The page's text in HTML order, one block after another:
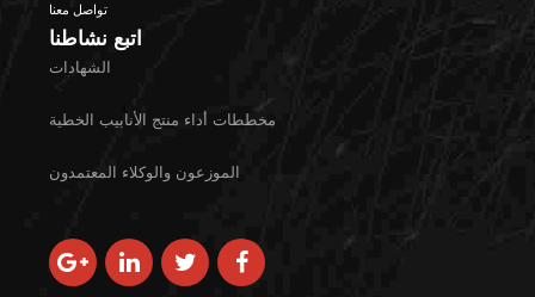
تواصل معنا
اتبع نشاطنا
الشهادات
مخططات أداء منتج الأنابيب الخطية
الموزعون والوكلاء المعتمدون